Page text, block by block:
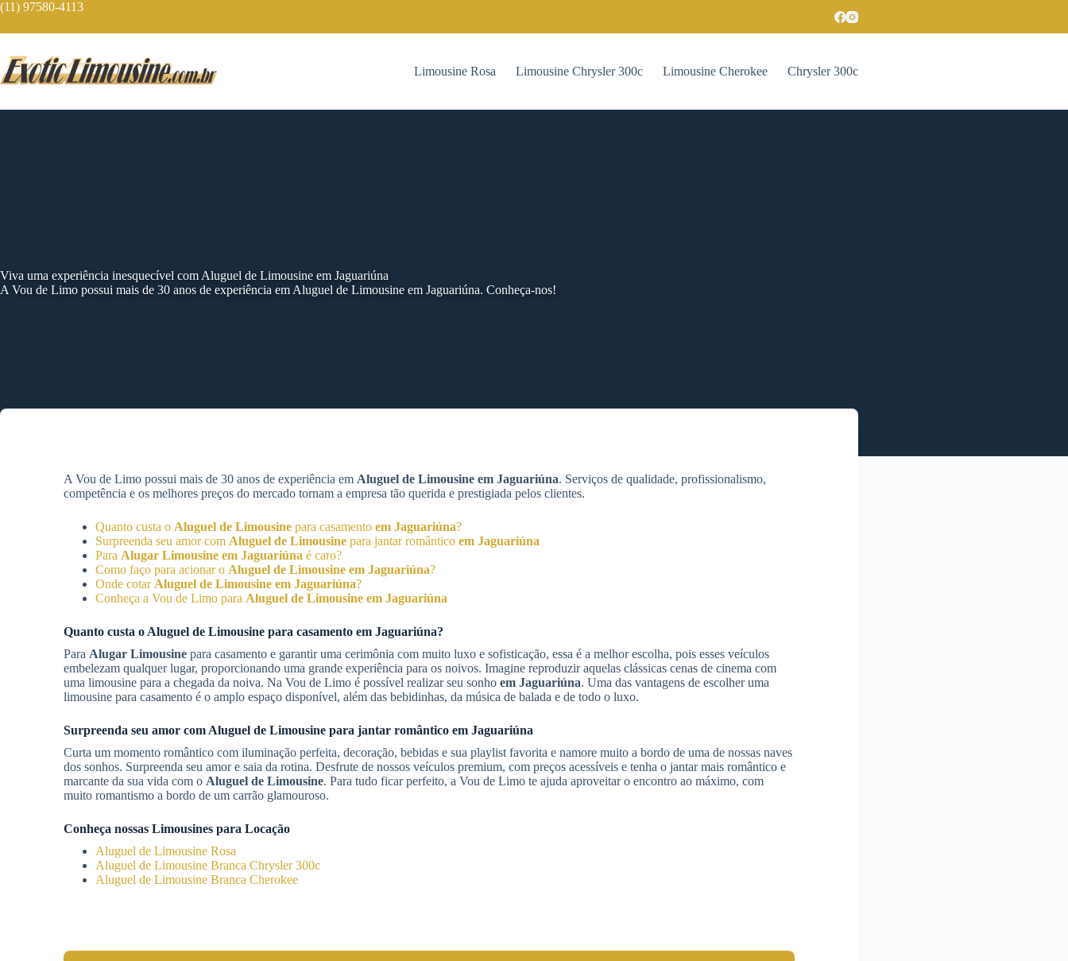
Skip
content
(11) 97580-4113
Limousine Rosa Limousine Chrysler 300c Limousine Cherokee Chrysler 300c
Viva uma experiência inesquecível com Aluguel de Limousine em Jaguariúna
A Vou de Limo possui mais de 30 anos de experiência em Aluguel de Limousine em Jaguariúna. Conheça-nos!
A Vou de Limo possui mais de 30 anos de experiência em Aluguel de Limousine em Jaguariúna. Serviços de qualidade, profissionalismo,
competência e os melhores preços do mercado tornam a empresa tão querida e prestigiada pelos clientes.
Quanto custa o Aluguel de Limousine para casamento em Jaguariúna?
Surpreenda seu amor com Aluguel de Limousine para jantar romântico em Jaguariúna
Para Alugar Limousine em Jaguariúna é caro?
Como faço para acionar o Aluguel de Limousine em Jaguariúna?
Onde cotar Aluguel de Limousine em Jaguariúna?
Conheça a Vou de Limo para Aluguel de Limousine em Jaguariúna
Quanto custa o Aluguel de Limousine para casamento em Jaguariúna?
Para Alugar Limousine para casamento e garantir uma cerimônia com muito luxo e sofisticação, essa é a melhor escolha, pois esses veículos
embelezam qualquer lugar, proporcionando uma grande experiência para os noivos. Imagine reproduzir aquelas clássicas cenas de cinema com
uma limousine para a chegada da noiva. Na Vou de Limo é possível realizar seu sonho em Jaguariúna. Uma das vantagens de escolher uma
limousine para casamento é o amplo espaço disponível, além das bebidinhas, da música de balada e de todo o luxo.
Surpreenda seu amor com Aluguel de Limousine para jantar romântico em Jaguariúna
Curta um momento romântico com iluminação perfeita, decoração, bebidas e sua playlist favorita e namore muito a bordo de uma de nossas naves
dos sonhos. Surpreenda seu amor e saia da rotina. Desfrute de nossos veículos premium, com preços acessíveis e tenha o jantar mais romântico e
marcante da sua vida com o Aluguel de Limousine. Para tudo ficar perfeito, a Vou de Limo te ajuda aproveitar o encontro ao máximo, com
muito romantismo a bordo de um carrão glamouroso.
Conheça nossas Limousines para Locação
Aluguel de Limousine Rosa
Aluguel de Limousine Branca Chrysler 300c
Aluguel de Limousine Branca Cherokee